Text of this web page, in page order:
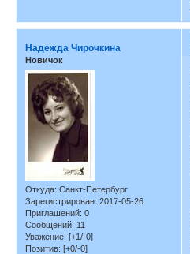
Надежда Чирочкина
Новичок
Откуда: Санкт-Петербург
Зарегистрирован: 2017-05-26
Приглашений: 0
Сообщений: 11
Уважение: [+1/-0]
Позитив: [+0/-0]